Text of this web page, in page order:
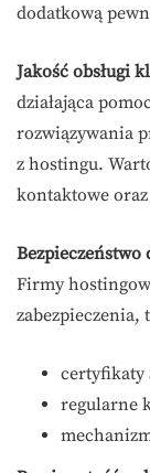
dodatkową
Jakość obsługi
działająca
rozwiązywania
z hostingu.
kontaktowe oraz
Bezpieczeństwo
Firmy
zabezpieczenia,
certyfikaty
regularne